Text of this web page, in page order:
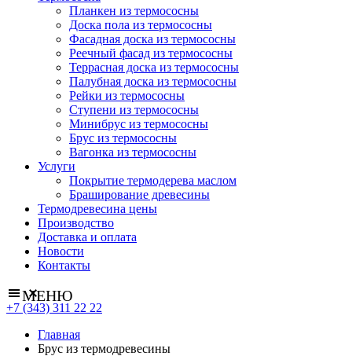
Планкен из термососны
Доска пола из термососны
Фасадная доска из термососны
Реечный фасад из термососны
Террасная доска из термососны
Палубная доска из термососны
Рейки из термососны
Ступени из термососны
Минибрус из термососны
Брус из термососны
Вагонка из термососны
Услуги
Покрытие термодерева маслом
Браширование древесины
Термодревесина цены
Производство
Доставка и оплата
Новости
Контакты
МЕНЮ
+7 (343) 311 22 22
Главная
Брус из термодревесины